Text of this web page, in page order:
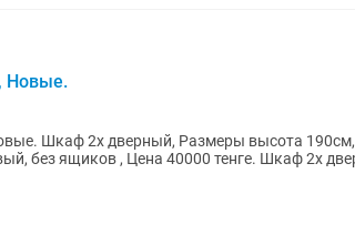
Новые.
глубина 50см.
, Цена 40000 тенге. Шкаф 2х дверный, высота 190 см , длина